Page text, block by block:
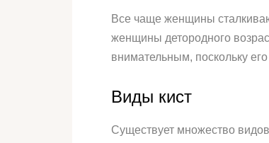
Все чаще женщины
женщины детородного
внимательным, поскольку
Виды кист
Существует множество